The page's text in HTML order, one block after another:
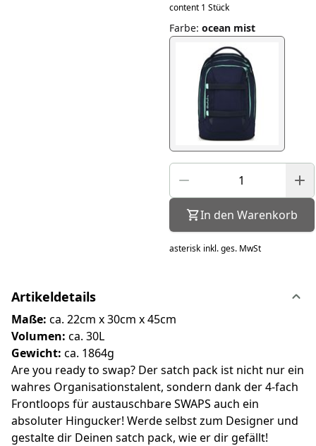
content 1 Stück
Farbe: ocean mist
In den Warenkorb
asterisk inkl. ges. MwSt
Artikeldetails
Maße: ca. 22cm x 30cm x 45cm
Volumen: ca. 30L
Gewicht: ca. 1864g
Are you ready to swap? Der satch pack ist nicht nur ein
wahres Organisationstalent, sondern dank der 4-fach
Frontloops für austauschbare SWAPS auch ein
absoluter Hingucker! Werde selbst zum Designer und
gestalte dir Deinen satch pack, wie er dir gefällt!